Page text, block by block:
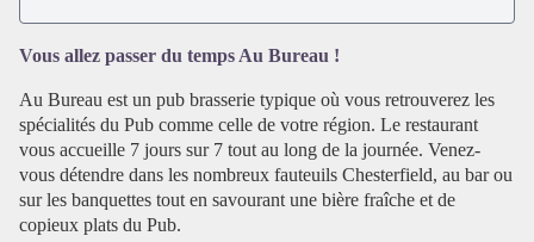
Voir l'image en plein écran
Vous allez passer du temps Au Bureau !
Au Bureau est un pub brasserie typique où vous retrouverez les
spécialités du Pub comme celle de votre région. Le restaurant
vous accueille 7 jours sur 7 tout au long de la journée. Venez-
vous détendre dans les nombreux fauteuils Chesterfield, au bar ou
sur les banquettes tout en savourant une bière fraîche et de
copieux plats du Pub.